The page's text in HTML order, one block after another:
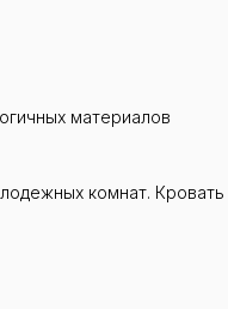
материалов
комнат. Кровать